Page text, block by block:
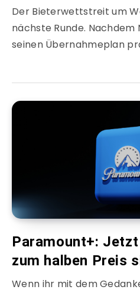
Der Bieterwettstreit um
nächste Runde.
seinen Übernahmeplan
Paramount+: Jetzt
zum halben Preis
Wenn ihr mit dem